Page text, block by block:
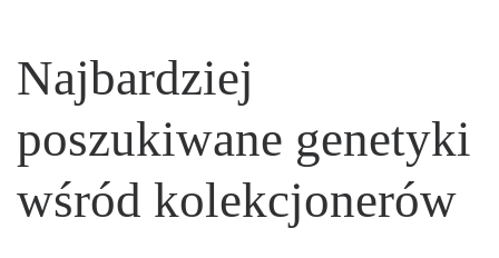
Najbardziej
poszukiwane genetyki
wśród kolekcjonerów